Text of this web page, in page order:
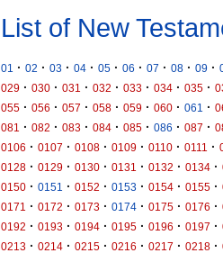
List of New
01 · 02 · 03 · 04 · 05 · 06 · 07 · 08 · 09 ·
029 · 030 · 031 · 032 · 033 · 034 · 035 ·
055 · 056 · 057 · 058 · 059 · 060 · 061 ·
081
· 082 · 083 · 084 · 085 · 086 · 087 ·
0106 · 0107 · 0108 · 0109 · 0110 · 0111 ·
0128 · 0129 · 0130 · 0131 · 0132 · 0134 ·
0150 · 0151 · 0152 · 0153 · 0154 · 0155 ·
0171
· 0172 · 0173 · 0174 · 0175 · 0176 ·
0192 · 0193 · 0194 · 0195 · 0196 · 0197 ·
0213 · 0214 · 0215 · 0216 · 0217 · 0218 ·